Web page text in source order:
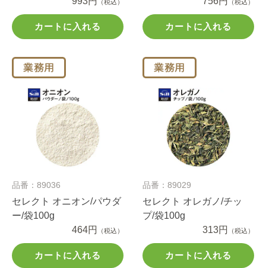
（税込）
カートに入れる
（税込）
カートに入れる
品番：89036
セレクト オニオン/パウダ
ー/袋100g
464円
（税込）
カートに入れる
品番：89029
セレクト オレガノ/チッ
プ/袋100g
313円
（税込）
カートに入れる